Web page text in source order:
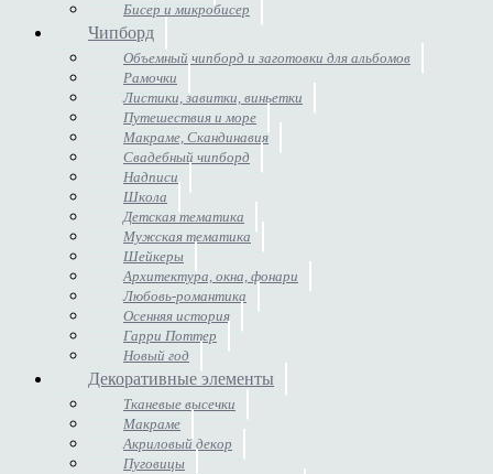
Бисер и микробисер
Чипборд
Объемный чипборд и заготовки для альбомов
Рамочки
Листики, завитки, виньетки
Путешествия и море
Макраме, Скандинавия
Свадебный чипборд
Надписи
Школа
Детская тематика
Мужская тематика
Шейкеры
Архитектура, окна, фонари
Любовь-романтика
Осенняя история
Гарри Поттер
Новый год
Декоративные элементы
Тканевые высечки
Макраме
Акриловый декор
Пуговицы